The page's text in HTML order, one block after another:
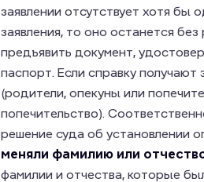
заявлении отсутствует хотя бы
заявления, то оно останется
предъявить документ,
паспорт. Если справку
(родители, опекуны или
попечительство).
решение суда об установлении
меняли фамилию или
фамилии и отчества, которые